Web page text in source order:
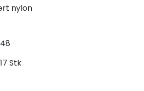
nylon
17 Stk